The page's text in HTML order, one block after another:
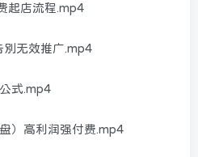
起店流程.mp4
无效推广.mp4
式.mp4
）高利润强付费.mp4